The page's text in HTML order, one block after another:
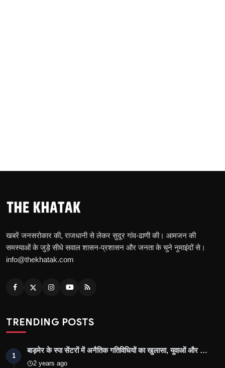
खबरें जनसरोकार की, राजधानी से लेकर सुदूर गांव-ढाणी की। आमजन की
समस्याओं के जुड़े सीधे सवाल शासन-प्रशासन और जनता के चुने नुमाइंदों से।
info@thekhatak.com
TRENDING POSTS
1
बाड़मेर के स्पा सेंटरों में अनैतिक गतिविधियों का खुलासा, युवाओं और …
2 years ago